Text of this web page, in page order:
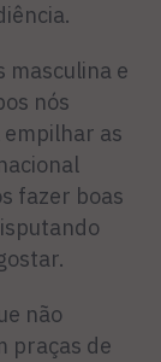
masculina e
nós
empilhar as
fazer boas
não
praças de